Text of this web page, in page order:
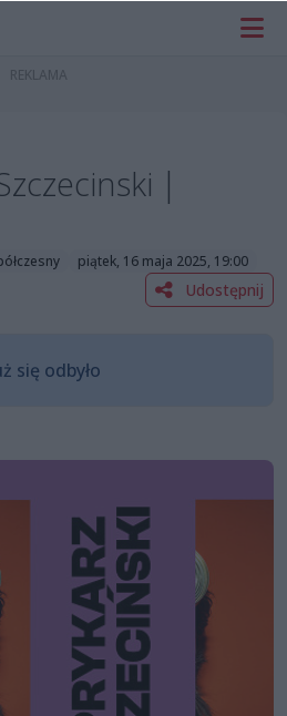
|
piątek, 16 maja 2025, 19:00
Udostępnij
się odbyło